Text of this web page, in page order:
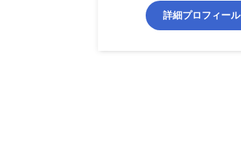
詳細プロフィール